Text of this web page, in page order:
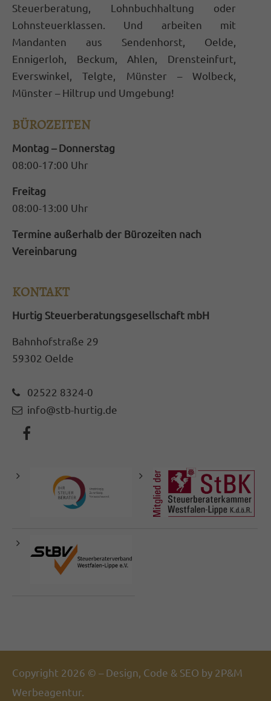
Steuerberatung, Lohnbuchhaltung oder
Lohnsteuerklassen. Und arbeiten mit
Mandanten aus Sendenhorst, Oelde,
Ennigerloh, Beckum, Ahlen, Drensteinfurt,
Everswinkel, Telgte, Münster – Wolbeck,
Münster – Hiltrup und Umgebung!
BÜROZEITEN
Montag – Donnerstag
08:00-17:00 Uhr
Freitag
08:00-13:00 Uhr
Termine außerhalb der Bürozeiten nach
Vereinbarung
KONTAKT
Hurtig Steuerberatungsgesellschaft mbH
Bahnhofstraße 29
59302 Oelde
02522 8324-0
info@stb-hurtig.de
Copyright 2026 © – Design, Code & SEO by 2P&M
Werbeagentur.